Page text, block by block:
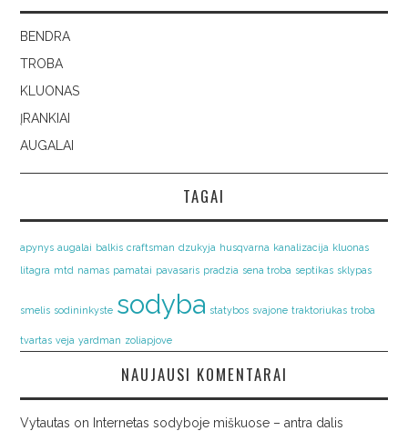
BENDRA
TROBA
KLUONAS
ĮRANKIAI
AUGALAI
TAGAI
apynys augalai balkis craftsman dzukyja husqvarna kanalizacija kluonas
litagra mtd namas pamatai pavasaris pradzia sena troba septikas sklypas
smelis sodininkyste sodyba statybos svajone traktoriukas troba
tvartas veja yardman zoliapjove
NAUJAUSI KOMENTARAI
Vytautas on Internetas sodyboje miškuose – antra dalis